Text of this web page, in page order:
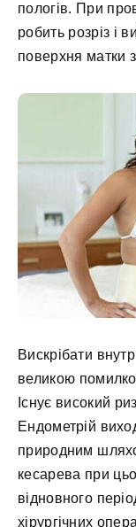
пологів. При
робить розріз і
поверхня матки
Вискрібати
великою
Існує високий
Ендометрій
природним
кесарева при
відновного
хірургічних